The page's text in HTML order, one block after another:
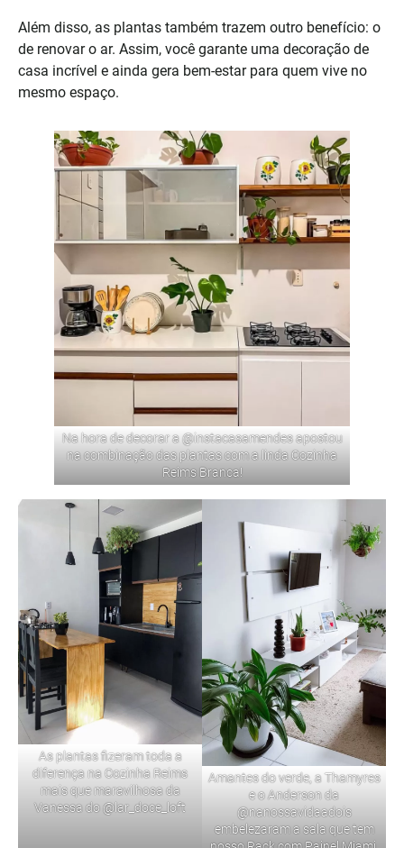
Além disso, as plantas também trazem outro benefício: o
de renovar o ar. Assim, você garante uma decoração de
casa incrível e ainda gera bem-estar para quem vive no
mesmo espaço.
Na hora de decorar a@instacasamendesapostou
na combinação das plantas com a linda Cozinha
Reims Branca!
As plantas fizeram toda a
diferença naCozinha Reims
mais que maravilhosa da
Vanessa do@lar_doce_loft
Amantes do verde, a Thamyres
e o Anderson da
@nanossavidaadois
embelezaram a sala que tem